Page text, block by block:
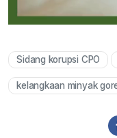
Sidang korupsi CPO
kelangkaan minyak